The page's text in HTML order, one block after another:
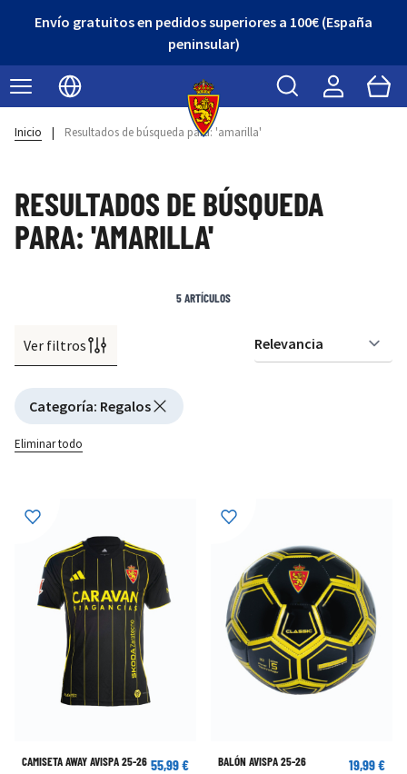
Envío gratuitos en pedidos superiores a 100€ (España
peninsular)
Seleccionar idioma
Buscar Cart
Inicio | Resultados de búsqueda para: 'amarilla'
RESULTADOS DE BÚSQUEDA
PARA: 'AMARILLA'
Ver filtros
Active filtering
Categoría: Regalos
Eliminar todo
5ARTÍCULOS
CAMISETA AWAY AVISPA 25-26 55,99 €
BALÓN AVISPA 25-26 19,99 €